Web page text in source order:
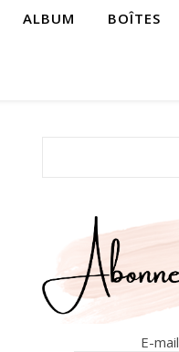
ALBUM BOÎTES
E-mail